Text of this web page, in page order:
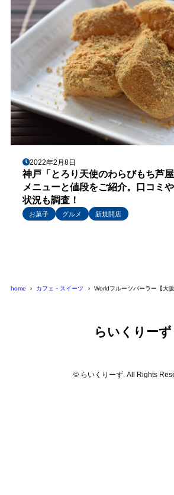
2022年2月8日
神戸「とろり天使のわらびもち芦
メニューと値段をご紹介。口コミ
状況も調査！
お菓子 グルメ 新規開店
home カフェ・スイーツ Worldフルーツパーラー【大
らいくりーず
© らいくりーず. All Rights